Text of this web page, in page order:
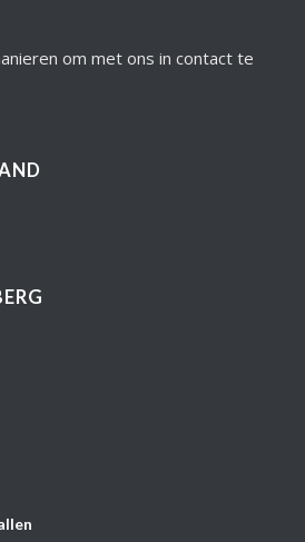
om met ons in contact te